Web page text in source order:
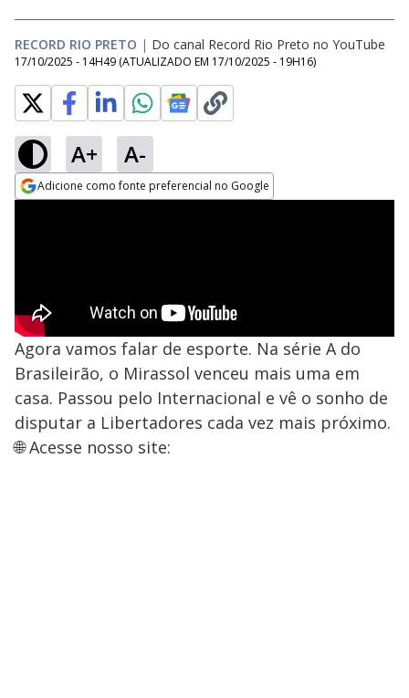
RECORD RIO PRETO | Do canal Record Rio Preto no YouTube
17/10/2025 - 14H49 (ATUALIZADO EM 17/10/2025 - 19H16)
A+ A-
Adicione como fonte preferencial no Google
Agora vamos falar de esporte. Na série A do
Brasileirão, o Mirassol venceu mais uma em
casa. Passou pelo Internacional e vê o sonho de
disputar a Libertadores cada vez mais próximo.
🌐 Acesse nosso site: